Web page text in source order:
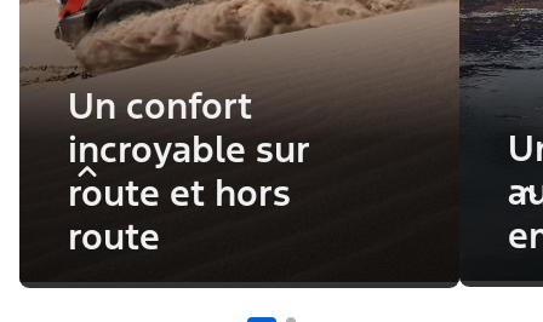
Un confort
incroyable sur
route et hors
route